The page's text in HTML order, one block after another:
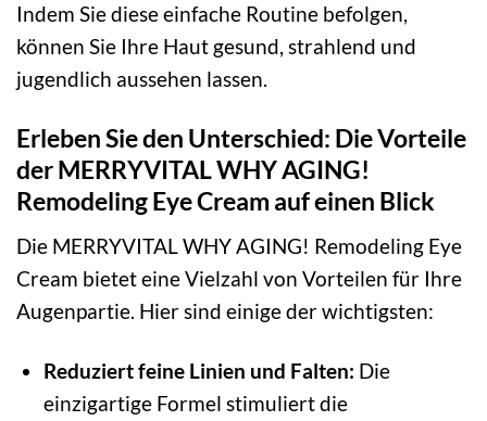
Indem Sie diese einfache Routine befolgen,
können Sie Ihre Haut gesund, strahlend und
jugendlich aussehen lassen.
Erleben Sie den Unterschied: Die Vorteile
der MERRYVITAL WHY AGING!
Remodeling Eye Cream auf einen Blick
Die MERRYVITAL WHY AGING! Remodeling Eye
Cream bietet eine Vielzahl von Vorteilen für Ihre
Augenpartie. Hier sind einige der wichtigsten:
Reduziert feine Linien und Falten: Die
einzigartige Formel stimuliert die